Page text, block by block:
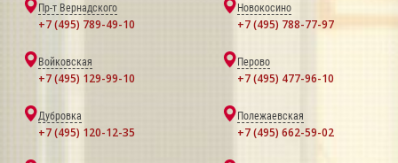
Пр-т Вернадского
+7 (495) 789-49-10
Новокосино
+7 (495) 788-77-97
Войковская
+7 (495) 129-99-10
Перово
+7 (495) 477-96-10
Дубровка
+7 (495) 120-12-35
Полежаевская
+7 (495) 662-59-02